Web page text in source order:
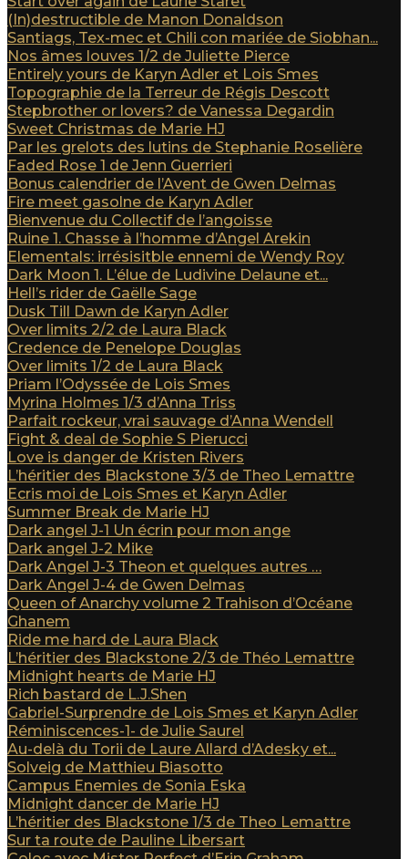
(In)destructible de Manon Donaldson
Santiags, Tex-mec et Chili con mariée de Siobhan...
Nos âmes louves 1/2 de Juliette Pierce
Entirely yours de Karyn Adler et Lois Smes
Topographie de la Terreur de Régis Descott
Stepbrother or lovers? de Vanessa Degardin
Sweet Christmas de Marie HJ
Par les grelots des lutins de Stephanie Roselière
Faded Rose 1 de Jenn Guerrieri
Bonus calendrier de l’Avent de Gwen Delmas
Fire meet gasolne de Karyn Adler
Bienvenue du Collectif de l’angoisse
Ruine 1. Chasse à l’homme d’Angel Arekin
Elementals: irrésisitble ennemi de Wendy Roy
Dark Moon 1. L’élue de Ludivine Delaune et...
Hell’s rider de Gaëlle Sage
Dusk Till Dawn de Karyn Adler
Over limits 2/2 de Laura Black
Credence de Penelope Douglas
Over limits 1/2 de Laura Black
Priam l’Odyssée de Lois Smes
Myrina Holmes 1/3 d’Anna Triss
Parfait rockeur, vrai sauvage d’Anna Wendell
Fight & deal de Sophie S Pierucci
Love is danger de Kristen Rivers
L’héritier des Blackstone 3/3 de Theo Lemattre
Ecris moi de Lois Smes et Karyn Adler
Summer Break de Marie HJ
Dark angel J-1 Un écrin pour mon ange
Dark angel J-2 Mike
Dark Angel J-3 Theon et quelques autres …
Dark Angel J-4 de Gwen Delmas
Queen of Anarchy volume 2 Trahison d’Océane
Ghanem
Ride me hard de Laura Black
L’héritier des Blackstone 2/3 de Théo Lemattre
Midnight hearts de Marie HJ
Rich bastard de L.J.Shen
Gabriel-Surprendre de Lois Smes et Karyn Adler
Réminiscences-1- de Julie Saurel
Au-delà du Torii de Laure Allard d’Adesky et...
Solveig de Matthieu Biasotto
Campus Enemies de Sonia Eska
Midnight dancer de Marie HJ
L’héritier des Blackstone 1/3 de Theo Lemattre
Sur ta route de Pauline Libersart